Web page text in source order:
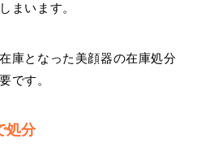
まいます。
庫となった美顔器の在庫処分
です。
処分